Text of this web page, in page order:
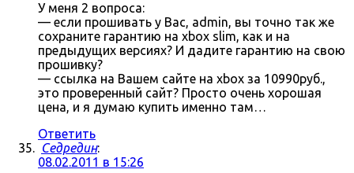
У меня 2 вопроса:
— если прошивать у Вас, admin, вы точно так же
сохраните гарантию на xbox slim, как и на
предыдущих версиях? И дадите гарантию на свою
прошивку?
— ссылка на Вашем сайте на xbox за 10990руб.,
это проверенный сайт? Просто очень хорошая
цена, и я думаю купить именно там…
Ответить
Седредин:
08.02.2011 в 15:26